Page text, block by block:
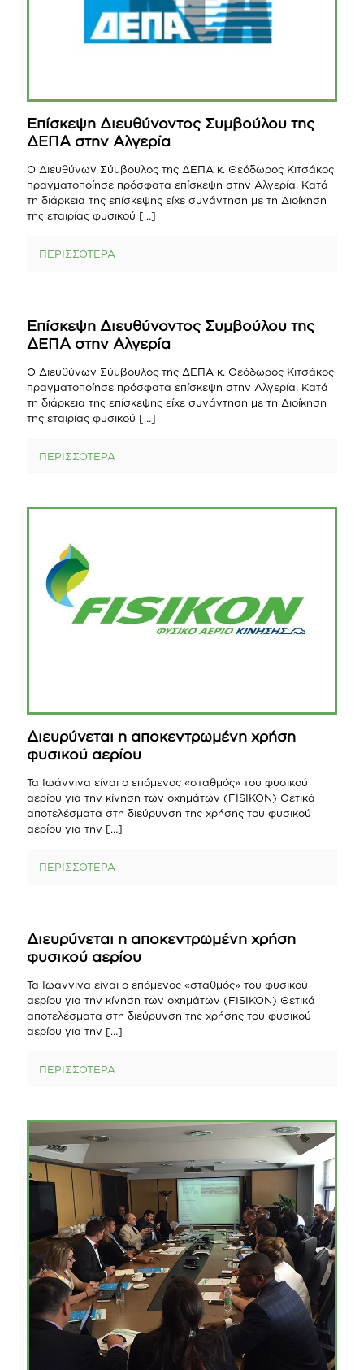
Επίσκεψη Διευθύνοντος Συμβούλου της
ΔΕΠΑ στην Αλγερία
Ο Διευθύνων Σύμβουλος της ΔΕΠΑ κ. Θεόδωρος Κιτσάκος
πραγματοποίησε πρόσφατα επίσκεψη στην Αλγερία. Κατά
τη διάρκεια της επίσκεψης είχε συνάντηση με τη Διοίκηση
της εταιρίας φυσικού […]
ΠΕΡΙΣΣΟΤΕΡΑ
Επίσκεψη Διευθύνοντος Συμβούλου της
ΔΕΠΑ στην Αλγερία
Ο Διευθύνων Σύμβουλος της ΔΕΠΑ κ. Θεόδωρος Κιτσάκος
πραγματοποίησε πρόσφατα επίσκεψη στην Αλγερία. Κατά
τη διάρκεια της επίσκεψης είχε συνάντηση με τη Διοίκηση
της εταιρίας φυσικού […]
ΠΕΡΙΣΣΟΤΕΡΑ
Διευρύνεται η αποκεντρωμένη χρήση
φυσικού αερίου
Τα Ιωάννινα είναι ο επόμενος «σταθμός» του φυσικού
αερίου για την κίνηση των οχημάτων (FISIKON) Θετικά
αποτελέσματα στη διεύρυνση της χρήσης του φυσικού
αερίου για την […]
ΠΕΡΙΣΣΟΤΕΡΑ
Διευρύνεται η αποκεντρωμένη χρήση
φυσικού αερίου
Τα Ιωάννινα είναι ο επόμενος «σταθμός» του φυσικού
αερίου για την κίνηση των οχημάτων (FISIKON) Θετικά
αποτελέσματα στη διεύρυνση της χρήσης του φυσικού
αερίου για την […]
ΠΕΡΙΣΣΟΤΕΡΑ